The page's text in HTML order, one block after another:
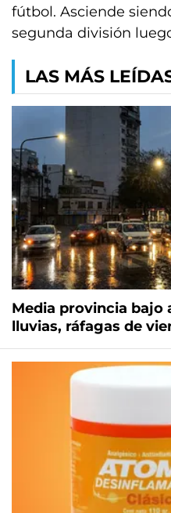
fútbol. Asciende
segunda división
LAS MÁS
Media provincia bajo
lluvias, ráfagas de